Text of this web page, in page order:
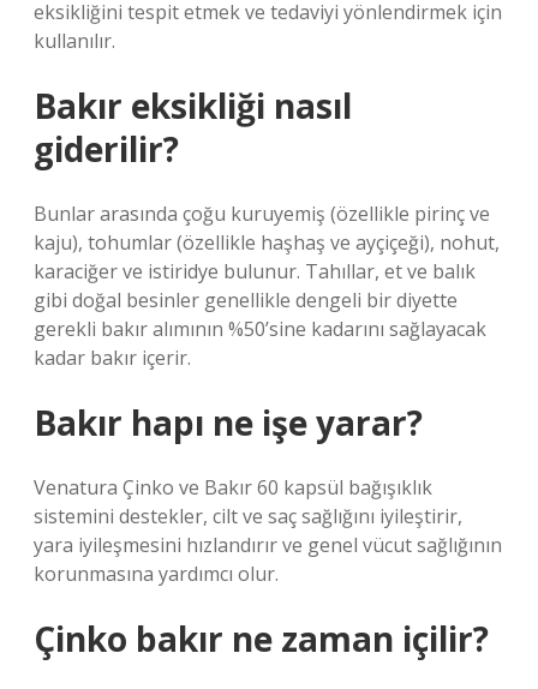
eksikliğini tespit etmek ve tedaviyi yönlendirmek için
kullanılır.
Bakır eksikliği nasıl
giderilir?
Bunlar arasında çoğu kuruyemiş (özellikle pirinç ve
kaju), tohumlar (özellikle haşhaş ve ayçiçeği), nohut,
karaciğer ve istiridye bulunur. Tahıllar, et ve balık
gibi doğal besinler genellikle dengeli bir diyette
gerekli bakır alımının %50’sine kadarını sağlayacak
kadar bakır içerir.
Bakır hapı ne işe yarar?
Venatura Çinko ve Bakır 60 kapsül bağışıklık
sistemini destekler, cilt ve saç sağlığını iyileştirir,
yara iyileşmesini hızlandırır ve genel vücut sağlığının
korunmasına yardımcı olur.
Çinko bakır ne zaman içilir?